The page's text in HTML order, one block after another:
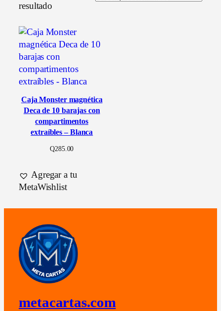
resultado
Caja Monster magnética
Deca de 10 barajas con
compartimentos
extraíbles – Blanca
Q285.00
Agregar a tu
MetaWishlist
metacartas.com